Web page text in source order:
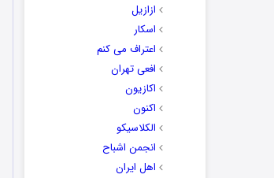
ازازیل
اسکار
اعتراف می کنم
افعی تهران
اکازیون
اکنون
الکلاسیکو
انجمن اشباح
اهل ایران